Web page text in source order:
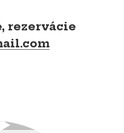
rezervácie